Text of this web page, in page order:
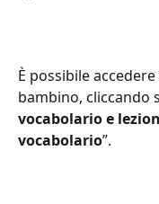
È possibile
bambino, cliccando
vocabolario e
vocabolario”.